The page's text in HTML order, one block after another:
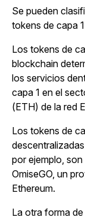
Se pueden
tokens de capa
Los tokens de
blockchain
los servicios
capa 1 en el
(ETH) de la red
Los tokens de
por ejemplo,
OmiseGO, un
Ethereum.
La otra forma